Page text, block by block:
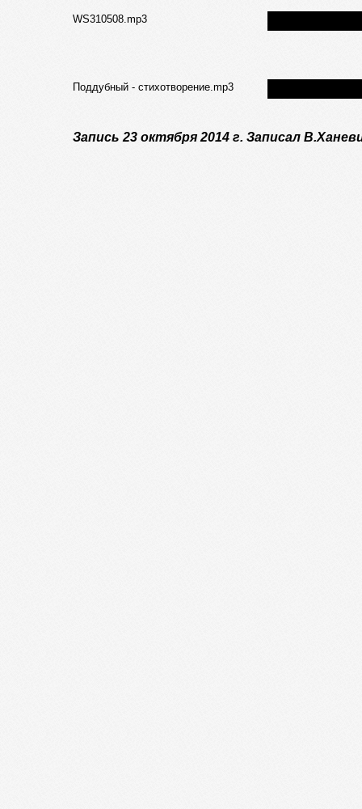
WS310508.mp3
Поддубный - стихотворение.mp3
Запись 23 октября 2014 г. Записал